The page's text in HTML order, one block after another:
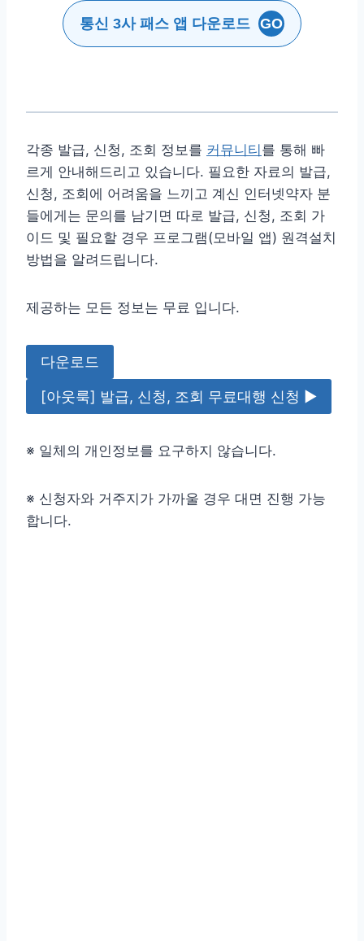
통신 3사 패스 앱 다운로드 GO
각종 발급, 신청, 조회 정보를 커뮤니티 를 통해 빠
르게 안내해드리고 있습니다. 필요한 자료의 발급,
신청, 조회에 어려움을 느끼고 계신 인터넷약자 분
들에게는 문의를 남기면 따로 발급, 신청, 조회 가
이드 및 필요할 경우 프로그램(모바일 앱) 원격설치
방법을 알려드립니다.
제공하는 모든 정보는 무료 입니다.
다운로드
[아웃룩] 발급, 신청, 조회 무료대행 신청 ▶
※ 일체의 개인정보를 요구하지 않습니다.
※ 신청자와 거주지가 가까울 경우 대면 진행 가능
합니다.